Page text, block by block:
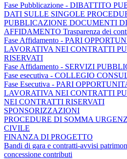
Fase Pubblicazione - DIBATTITO
DATI SULLE SINGOLE
PUBBLICAZIONE DOCUMENTI
AFFIDAMENTO Trasparenza dei
Fase Affidamento - PARI
LAVORATIVA NEI CONTRATTI
RISERVATI
Fase Affidamento - SERVIZI
Fase esecutiva - COLLEGIO
Fase Esecutiva - PARI
LAVORATIVA NEI CONTRATTI
NEI CONTRATTI RISERVATI
SPONSORIZZAZIONI
PROCEDURE DI SOMMA
CIVILE
FINANZA DI PROGETTO
Bandi di gara e contratti-avvisi
concessione contributi